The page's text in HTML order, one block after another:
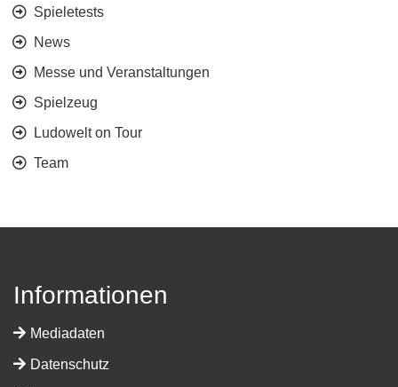
Spieletests
News
Messe und Veranstaltungen
Spielzeug
Ludowelt on Tour
Team
Informationen
Mediadaten
Datenschutz